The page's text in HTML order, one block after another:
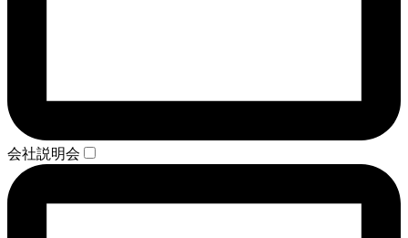
会社説明会